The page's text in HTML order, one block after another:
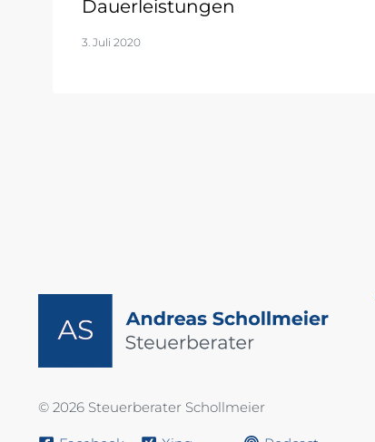
Dauerleistungen
3. Juli 2020
© 2026 Steuerberater Schollmeier